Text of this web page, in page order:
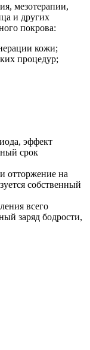
мезотерапии,
и других
покрова:
кожи;
процедур;
эффект
срок
отторжение на
собственный
всего
заряд бодрости,